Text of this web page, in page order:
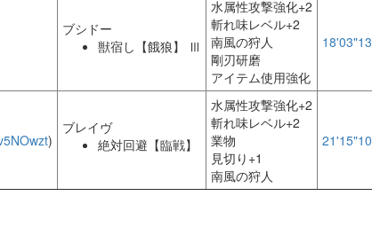
ブシドー
獣宿し【餓狼】 Ⅲ
水属性攻撃強化+2
斬れ味レベル+2
南風の狩人
剛刃研磨
アイテム使用強化
18'03"13
)
ブレイヴ
絶対回避【臨戦】
水属性攻撃強化+2
斬れ味レベル+2
業物
見切り+1
南風の狩人
21'15"10